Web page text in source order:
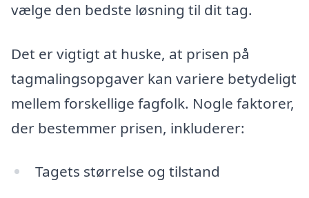
vælge den bedste løsning til dit tag.
Det er vigtigt at huske, at prisen på
tagmalingsopgaver kan variere betydeligt
mellem forskellige fagfolk. Nogle faktorer,
der bestemmer prisen, inkluderer:
Tagets størrelse og tilstand